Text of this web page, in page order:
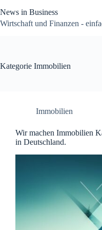
Inhalt
springen
News in Business
Wirtschaft und Finanzen -
Kategorie Immobilien
Immobilien
Wir machen Immobilien
in Deutschland.